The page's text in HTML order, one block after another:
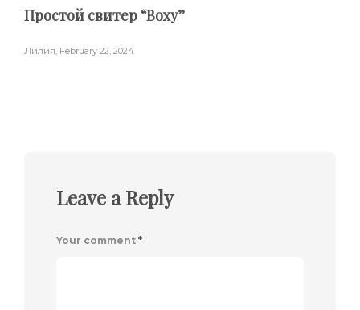
Простой свитер “Boxy”
Лилия, February 22, 2024
Leave a Reply
Your comment *